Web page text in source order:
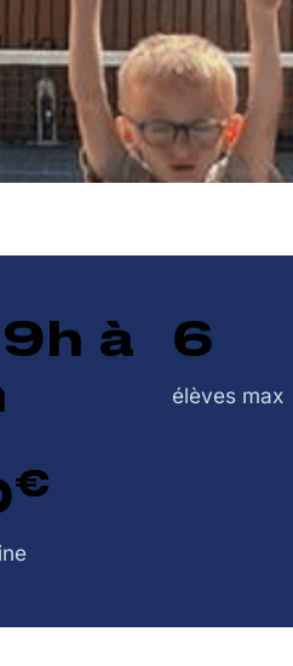
9h à
6
élèves max
€